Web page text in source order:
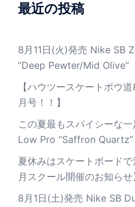
最近の投稿
8月11日(火)発売 Nike SB
”Deep Pewter/Mid Olive”
【ハウツースケートボウ
月号！！】
この夏最もスパイシーな
Low Pro “Saffron Quartz”
夏休みはスケートボード
月スクール開催のお知らせ
8月1日(土)発売 Nike SB